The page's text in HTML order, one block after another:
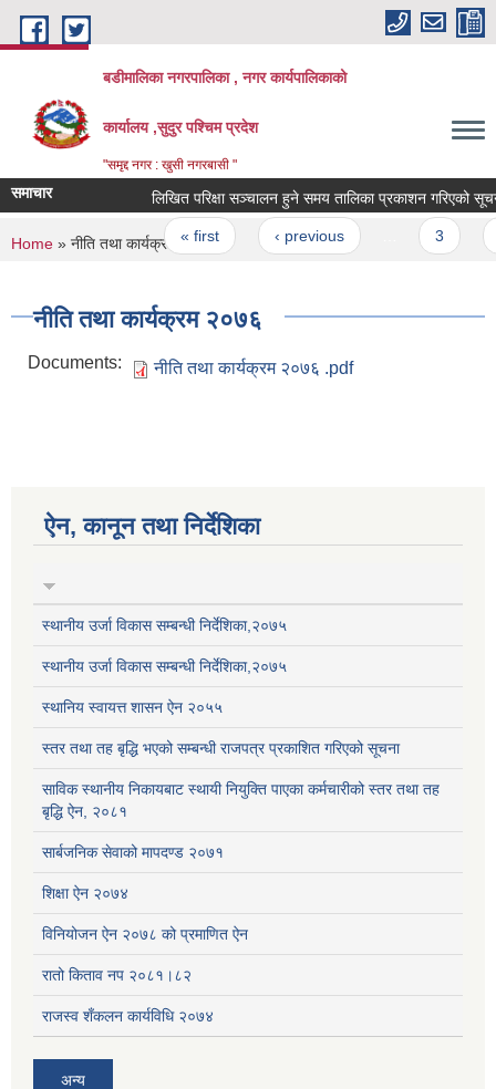
Skip to main content
बडीमालिका नगरपालिका , नगर कार्यपालिकाको
कार्यालय ,सुदुर पश्चिम प्रदेश
"समृद्द नगर : खुसी नगरबासी "
समाचार लिखित परिक्षा सञ्चालन हुने समय तालिका प्रकाशन गरिएको सूचना
Pages
« first ‹ previous
You are here
Home » नीति तथा कार्यक्रम २०७६
नीति तथा कार्यक्रम २०७६
Documents: नीति तथा कार्यक्रम २०७६ .pdf
ऐन, कानून तथा निर्देशिका
स्थानीय उर्जा विकास सम्बन्धी निर्देशिका,२०७५
स्थानीय उर्जा विकास सम्बन्धी निर्देशिका,२०७५
स्थानिय स्वायत्त शासन ऐन २०५५
स्तर तथा तह बृद्धि भएको सम्बन्धी राजपत्र प्रकाशित गरिएको सूचना
साविक स्थानीय निकायबाट स्थायी नियुक्ति पाएका कर्मचारीको स्तर तथा तह
बृद्धि ऐन, २०८१
सार्बजनिक सेवाको मापदण्ड २०७१
शिक्षा ऐन २०७४
विनियोजन ऐन २०७८ को प्रमाणित ऐन
रातो किताव नप २०८१।८२
राजस्व शँकलन कार्यविधि २०७४
अन्य